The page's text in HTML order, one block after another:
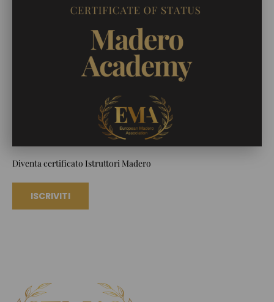
Diventa certificato Istruttori Madero
ISCRIVITI